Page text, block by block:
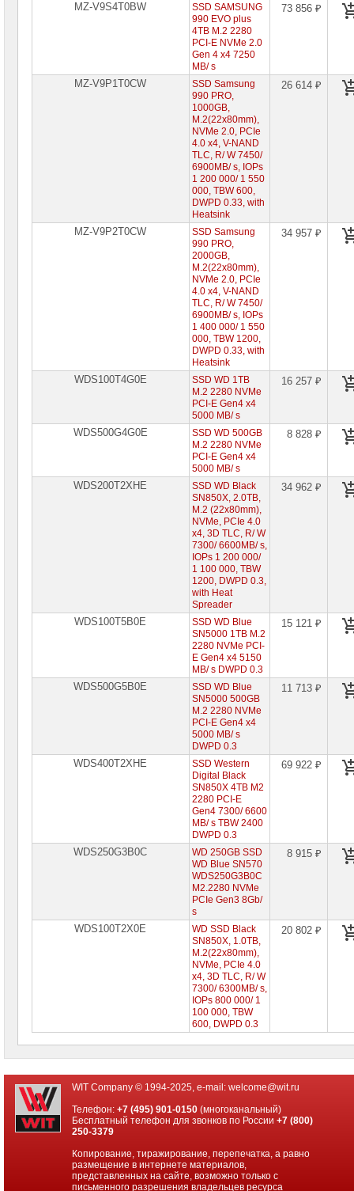
MZ-V9S4T0BW
SSD SAMSUNG
990 EVO plus
4TB M.2 2280
PCI-E NVMe 2.0
Gen 4 x4 7250
MB/ s
73 856 ₽
MZ-V9P1T0CW
SSD Samsung
990 PRO,
1000GB,
M.2(22x80mm),
NVMe 2.0, PCIe
4.0 x4, V-NAND
TLC, R/ W 7450/
6900MB/ s, IOPs
1 200 000/ 1 550
000, TBW 600,
DWPD 0.33, with
Heatsink
26 614 ₽
MZ-V9P2T0CW
SSD Samsung
990 PRO,
2000GB,
M.2(22x80mm),
NVMe 2.0, PCIe
4.0 x4, V-NAND
TLC, R/ W 7450/
6900MB/ s, IOPs
1 400 000/ 1 550
000, TBW 1200,
DWPD 0.33, with
Heatsink
34 957 ₽
WDS100T4G0E
SSD WD 1TB
M.2 2280 NVMe
PCI-E Gen4 x4
5000 MB/ s
16 257 ₽
WDS500G4G0E
SSD WD 500GB
M.2 2280 NVMe
PCI-E Gen4 x4
5000 MB/ s
8 828 ₽
WDS200T2XHE
SSD WD Black
SN850X, 2.0TB,
M.2 (22x80mm),
NVMe, PCIe 4.0
x4, 3D TLC, R/ W
7300/ 6600MB/ s,
IOPs 1 200 000/
1 100 000, TBW
1200, DWPD 0.3,
with Heat
Spreader
34 962 ₽
WDS100T5B0E
SSD WD Blue
SN5000 1TB M.2
2280 NVMe PCI-
E Gen4 x4 5150
MB/ s DWPD 0.3
15 121 ₽
WDS500G5B0E
SSD WD Blue
SN5000 500GB
M.2 2280 NVMe
PCI-E Gen4 x4
5000 MB/ s
DWPD 0.3
11 713 ₽
WDS400T2XHE
SSD Western
Digital Black
SN850X 4TB M2
2280 PCI-E
Gen4 7300/ 6600
MB/ s TBW 2400
DWPD 0.3
69 922 ₽
WDS250G3B0C
WD 250GB SSD
WD Blue SN570
WDS250G3B0C
M2.2280 NVMe
PCIe Gen3 8Gb/
s
8 915 ₽
WDS100T2X0E
WD SSD Black
SN850X, 1.0TB,
M.2(22x80mm),
NVMe, PCIe 4.0
x4, 3D TLC, R/ W
7300/ 6300MB/ s,
IOPs 800 000/ 1
100 000, TBW
600, DWPD 0.3
20 802 ₽
WIT Company © 1994-2025, e-mail: welcome@wit.ru
Телефон:+7 (495) 901-0150 (многоканальный)
Бесплатный телефон для звонков по России+7 (800)
250-3379
Копирование, тиражирование, перепечатка, а равно
размещение в интернете материалов,
представленных на сайте, возможно только с
письменного разрешения владельцев ресурса